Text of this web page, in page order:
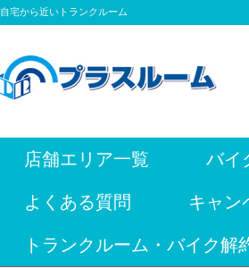
自宅から近いトランクルーム
店舗エリア一覧 バイ
よくある質問 キャン
トランクルーム・バイク解